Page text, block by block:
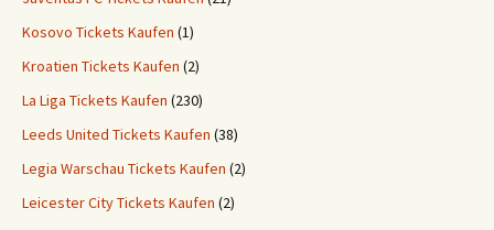
Kosovo Tickets Kaufen (1)
Kroatien Tickets Kaufen (2)
La Liga Tickets Kaufen (230)
Leeds United Tickets Kaufen (38)
Legia Warschau Tickets Kaufen (2)
Leicester City Tickets Kaufen (2)